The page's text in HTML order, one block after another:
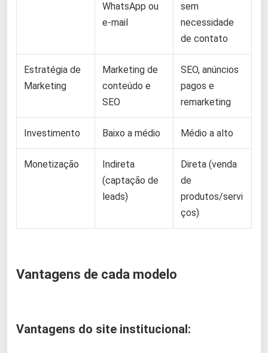
WhatsApp ou
e-mail
sem
necessidade
de contato
Estratégia de
Marketing
Marketing de
conteúdo e
SEO
SEO, anúncios
pagos e
remarketing
Investimento Baixo a médio Médio a alto
Monetização
Indireta
(captação de
leads)
Direta (venda
de
produtos/servi
ços)
Vantagens de cada modelo
Vantagens do site institucional: